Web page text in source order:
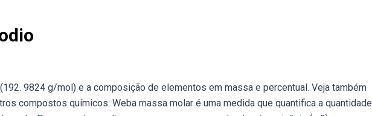
9824 g/mol) e a composição de elementos em massa e percentual. Veja também
compostos químicos. Weba massa molar é uma medida que quantifica a quantidade